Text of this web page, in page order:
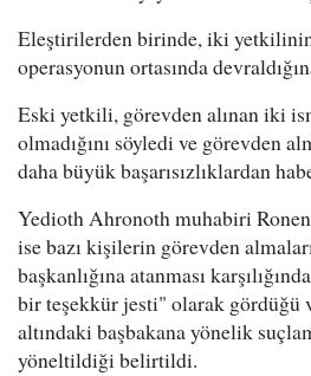
Eleştirilerden birinde, iki
operasyonun ortasında
Eski yetkili, görevden alınan iki
olmadığını söyledi ve görevden
daha büyük başarısızlıklardan
Yedioth Ahronoth muhabiri
ise bazı kişilerin görevden
başkanlığına atanması
bir teşekkür jesti" olarak gördüğü
altındaki başbakana yönelik
yöneltildiği belirtildi.